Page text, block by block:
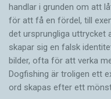
handlar i grunden om att
för att få en fördel, till
det ursprungliga uttrycket
skapar sig en falsk
bilder, ofta för att verka
Dogfishing är troligen ett
ord skapas efter ett